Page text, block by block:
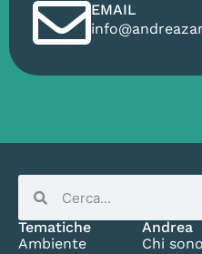
EMAIL
Tematiche
Ambiente
Andrea
Chi sono